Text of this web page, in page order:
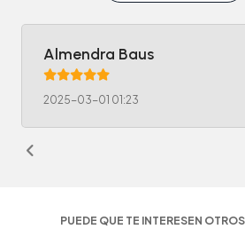
Almendra Baus
2025-03-01 01:23
PUEDE QUE TE INTERESEN